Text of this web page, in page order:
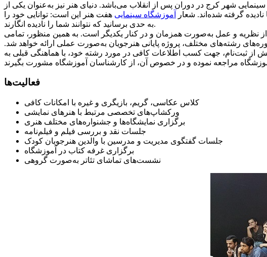
شهر کرج در دوران پس از انقلاب می‌باشد. دنیای هنر نیز به‌عنوان یکی از
گرفته شده‌اند. شعار
آموزشگاه سینمایی هفت هنر این است: توانایی خود را
به حدی برسانید که نتوانند شما را نادیده انگارند.
نظریه و عمل به‌صورت همزمان و در کنار یکدیگر است. به همین منظور، تمامی
رشته‌های مختلف، پروژه پایانی هنرجویان به‌صورت عملی ارائه خواهد شد.
از ثبت‌نام، جهت کسب اطلاعات کافی در مورد رشته خود، با هماهنگی قبلی به
فعالیت‌ها
کلاس عکاسی، گریم، بازیگری و غیره با امکانات کافی
ورکشاپ‌های تخصصی مرتبط با هنرهای نمایشی
برگزاری نمایشگاه‌ها و جشنواره‌های مختلف هنری
جلسات نقد و بررسی فیلم و فیلم‌نامه
جلسات گفتگوی مدیریت و مدرسین با والدین هنرجویان کودک
برگزاری غرفه کتاب در آموزشگاه
نشست‌های تماشای تئاتر به‌صورت گروهی